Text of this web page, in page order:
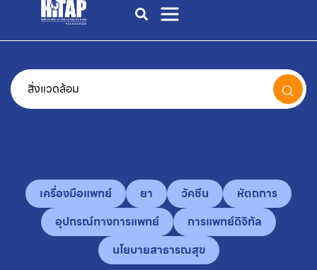
เครื่องมือแพทย์ ยา วัคซีน
หัตถการ
อุปกรณ์ทางการแพทย์
การแพทย์ดิจิทัล
นโยบายสาธารณสุข